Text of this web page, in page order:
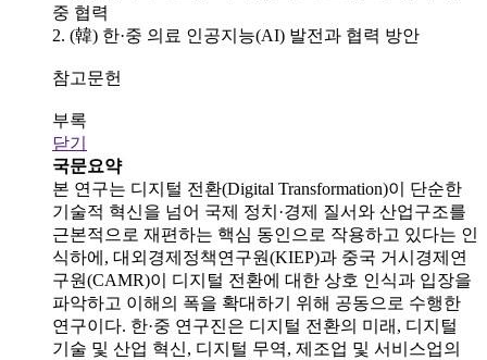
중 협력
2. (韓) 한·중 의료 인공지능(AI) 발전과 협력 방안
참고문헌
부록
닫기
국문요약
본 연구는 디지털 전환(Digital Transformation)이 단순한
기술적 혁신을 넘어 국제 정치·경제 질서와 산업구조를
근본적으로 재편하는 핵심 동인으로 작용하고 있다는 인
식하에, 대외경제정책연구원(KIEP)과 중국 거시경제연
구원(CAMR)이 디지털 전환에 대한 상호 인식과 입장을
파악하고 이해의 폭을 확대하기 위해 공동으로 수행한
연구이다. 한·중 연구진은 디지털 전환의 미래, 디지털
기술 및 산업 혁신, 디지털 무역, 제조업 및 서비스업의